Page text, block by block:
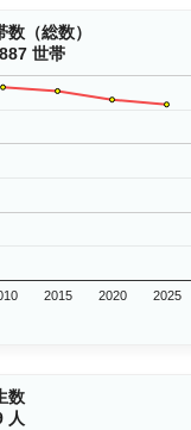
数（総数）
世帯
2015 2020 2025
数
人